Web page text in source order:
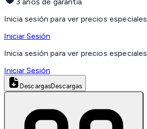
Inicia sesión para ver precios especiales
Iniciar Sesión
Inicia sesión para ver precios especiales
Iniciar Sesión
DescargasDescargas